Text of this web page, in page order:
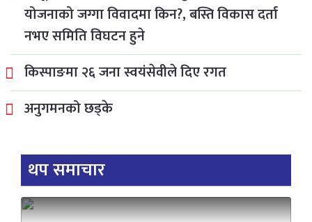
योजनाको जग्गा विवादमा किन?, बस्ति विकास दर्ता
नभए समिति विघटन हुने
किस्पाङमा २६ जना स्वयंसेवीले दिए रगत
अनुगमनको छड्के
थप समाचार